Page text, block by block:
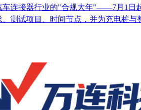
车连接器行业的"合规大年"——7月1日
、测试项目、时间节点，并为充电桩